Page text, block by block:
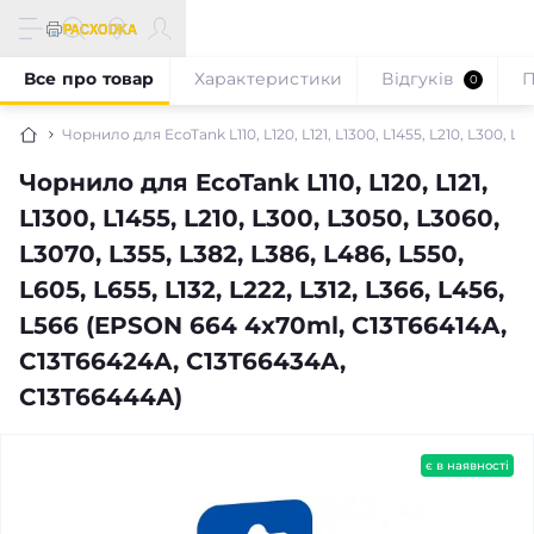
Чорнило для EcoTank L110, L120, L121, L1300, L1455, L210, L300,
Чорнило для EcoTank L110, L120, L121,
L1300, L1455, L210, L300, L3050, L3060,
L3070, L355, L382, L386, L486, L550,
L605, L655, L132, L222, L312, L366, L456,
L566 (EPSON 664 4x70ml, C13T66414A,
C13T66424A, C13T66434A,
C13T66444A)
Все про товар Характеристики Відгуків 0
є в наявності